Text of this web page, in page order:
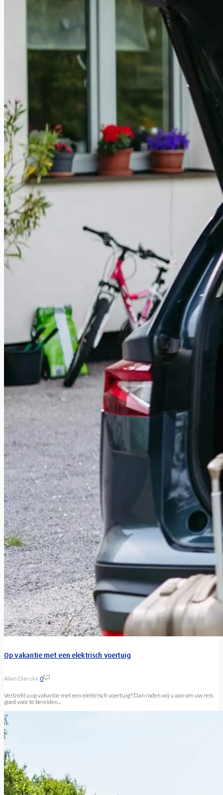
Op vakantie met een elektrisch voertuig
Alain Dierckx 0
Vertrekt u op vakantie met een elektrisch voertuig? Dan raden wij u aan om uw reis
goed voor te bereiden...